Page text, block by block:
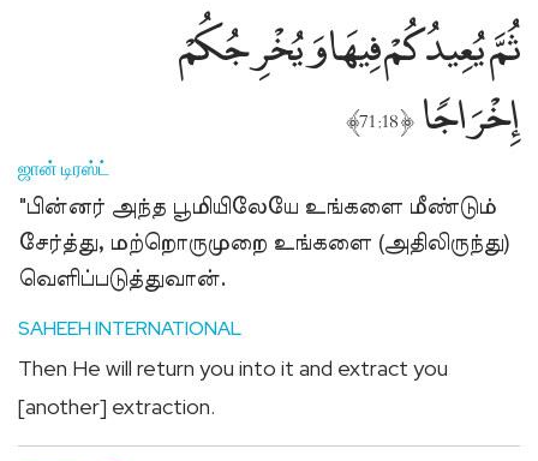
ثُمَّ يُعِيدُكُمْ فِيهَا وَيُخْرِجُكُمْ
إِخْرَاجًۭا ﴿71:18﴾
ஜான் டிரஸ்ட்
"பின்னர் அந்த பூமியிலேயே உங்களை மீண்டும்
சேர்த்து, மற்றொருமுறை உங்களை (அதிலிருந்து)
வெளிப்படுத்துவான்.
SAHEEH INTERNATIONAL
Then He will return you into it and extract you
[another] extraction.